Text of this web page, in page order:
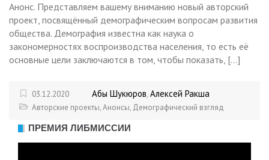
Анонс. Представляем вашему вниманию новый авторский
проект, посвящённый демографическим вопросам развития
общества. Демография известна как наука о
закономерностях воспроизводства населения, то есть её
основные цели заключаются в том, чтобы показать, […]
03.12.2020 Абы Шукюров, Алексей Ракша
Авторские проекты,Анонсы, Демографический взгляд
ПРЕМИЯ ЛИБМИССИИ